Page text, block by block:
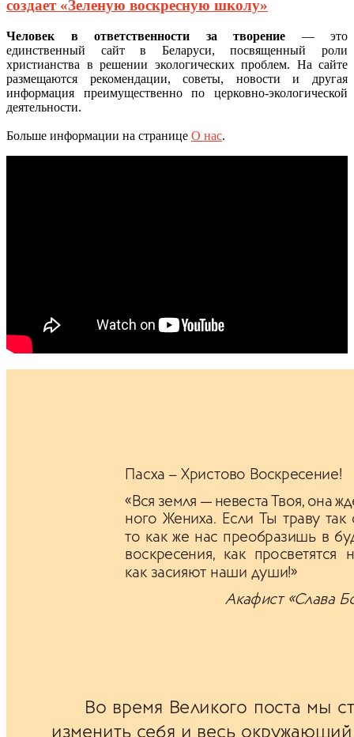
создает «Зеленую воскресную школу»
Человек в ответственности за творение — это
единственный сайт в Беларуси, посвященный роли
христианства в решении экологических проблем. На сайте
размещаются рекомендации, советы, новости и другая
информация преимущественно по церковно-экологической
деятельности.
Больше информации на странице О нас.